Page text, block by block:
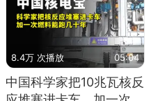
8.4万 次播放 05:04
中国科学家把10兆瓦核反